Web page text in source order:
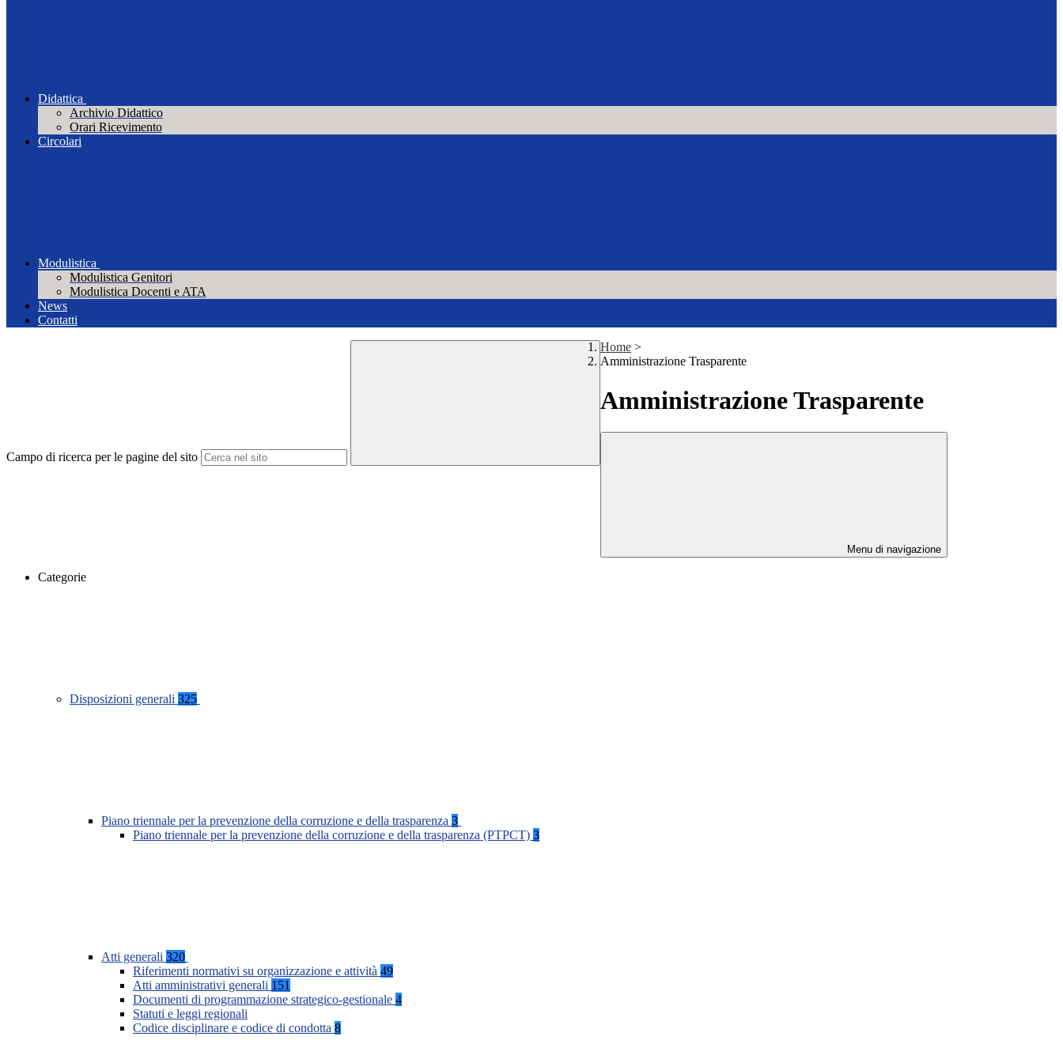
Didattica
Archivio Didattico
Orari Ricevimento
Circolari
Modulistica
Modulistica Genitori
Modulistica Docenti e ATA
News
Contatti
Campo di ricerca per le pagine del sito
Home >
Amministrazione Trasparente
Amministrazione Trasparente
Menu di navigazione
Categorie
Disposizioni generali 325
Piano triennale per la prevenzione della corruzione e della trasparenza 3
Piano triennale per la prevenzione della corruzione e della trasparenza (PTPCT) 3
Atti generali 320
Riferimenti normativi su organizzazione e attività 49
Atti amministrativi generali 151
Documenti di programmazione strategico-gestionale 4
Statuti e leggi regionali
Codice disciplinare e codice di condotta 8